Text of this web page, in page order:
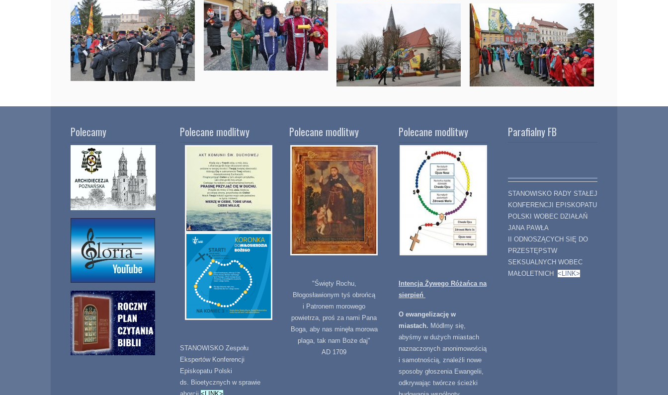
Polecamy Polecane modlitwy
STANOWISKO Zespołu
Ekspertów Konferencji
Episkopatu Polski
ds. Bioetycznych w sprawie
Polecane modlitwy
"Święty Rochu,
Błogosławionym tyś obrońcą
i Patronem morowego
powietrza, proś za nami Pana
Boga, aby nas minęła morowa
plaga, tak nam Boże daj"
AD 1709
Polecane modlitwy
Intencja Żywego Różańca na
sierpień
O ewangelizację w
miastach. Módlmy się,
abyśmy w dużych miastach
naznaczonych anonimowością
i samotnością, znaleźli nowe
sposoby głoszenia Ewangelii,
odkrywając twórcze ścieżki
Parafialny FB
STANOWISKO RADY STAŁEJ
KONFERENCJI EPISKOPATU
POLSKI WOBEC DZIAŁAŃ
JANA PAWŁA
II ODNOSZĄCYCH SIĘ DO
PRZESTĘPSTW
SEKSUALNYCH WOBEC
MAŁOLETNICH
<LINK>